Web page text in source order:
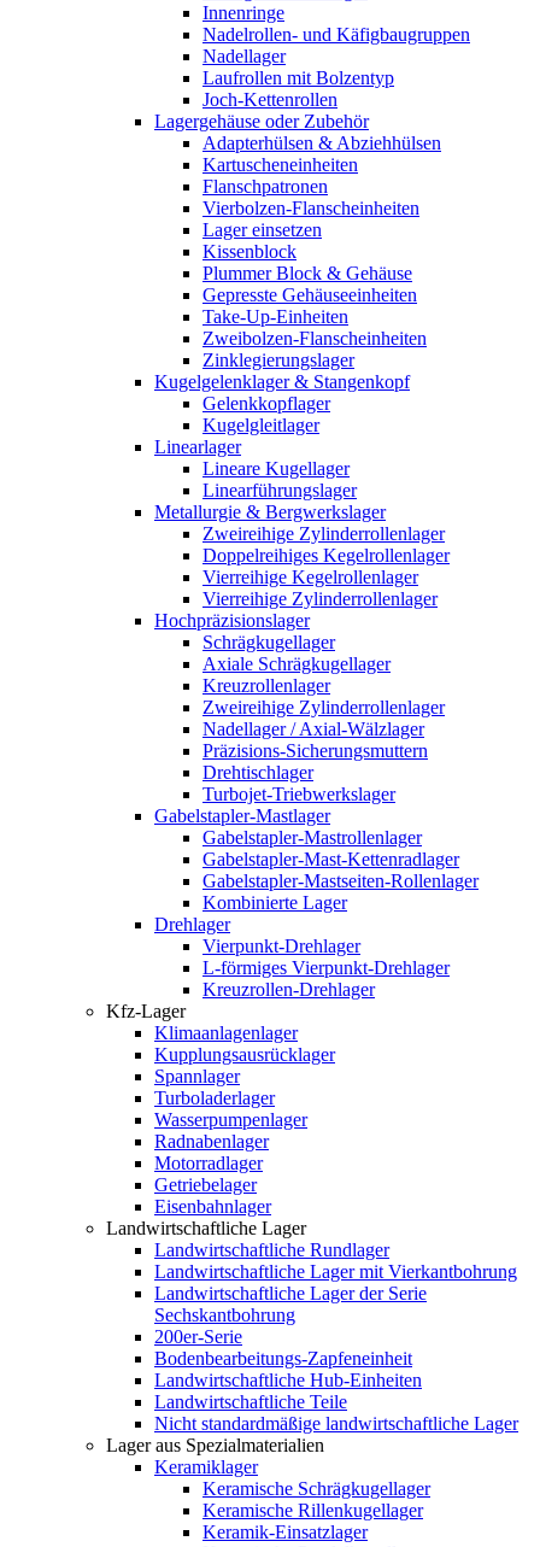
Innenringe
Nadelrollen- und Käfigbaugruppen
Nadellager
Laufrollen mit Bolzentyp
Joch-Kettenrollen
Lagergehäuse oder Zubehör
Adapterhülsen & Abziehhülsen
Kartuscheneinheiten
Flanschpatronen
Vierbolzen-Flanscheinheiten
Lager einsetzen
Kissenblock
Plummer Block & Gehäuse
Gepresste Gehäuseeinheiten
Take-Up-Einheiten
Zweibolzen-Flanscheinheiten
Zinklegierungslager
Kugelgelenklager & Stangenkopf
Gelenkkopflager
Kugelgleitlager
Linearlager
Lineare Kugellager
Linearführungslager
Metallurgie & Bergwerkslager
Zweireihige Zylinderrollenlager
Doppelreihiges Kegelrollenlager
Vierreihige Kegelrollenlager
Vierreihige Zylinderrollenlager
Hochpräzisionslager
Schrägkugellager
Axiale Schrägkugellager
Kreuzrollenlager
Zweireihige Zylinderrollenlager
Nadellager / Axial-Wälzlager
Präzisions-Sicherungsmuttern
Drehtischlager
Turbojet-Triebwerkslager
Gabelstapler-Mastlager
Gabelstapler-Mastrollenlager
Gabelstapler-Mast-Kettenradlager
Gabelstapler-Mastseiten-Rollenlager
Kombinierte Lager
Drehlager
Vierpunkt-Drehlager
L-förmiges Vierpunkt-Drehlager
Kreuzrollen-Drehlager
Kfz-Lager
Klimaanlagenlager
Kupplungsausrücklager
Spannlager
Turboladerlager
Wasserpumpenlager
Radnabenlager
Motorradlager
Getriebelager
Eisenbahnlager
Landwirtschaftliche Lager
Landwirtschaftliche Rundlager
Landwirtschaftliche Lager mit Vierkantbohrung
Landwirtschaftliche Lager der Serie
Sechskantbohrung
200er-Serie
Bodenbearbeitungs-Zapfeneinheit
Landwirtschaftliche Hub-Einheiten
Landwirtschaftliche Teile
Nicht standardmäßige landwirtschaftliche Lager
Lager aus Spezialmaterialien
Keramiklager
Keramische Schrägkugellager
Keramische Rillenkugellager
Keramik-Einsatzlager